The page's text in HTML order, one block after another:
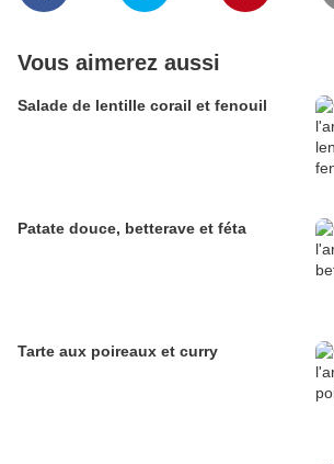
Vous aimerez aussi
Salade de lentille corail et fenouil
Patate douce, betterave et féta
Tarte aux poireaux et curry